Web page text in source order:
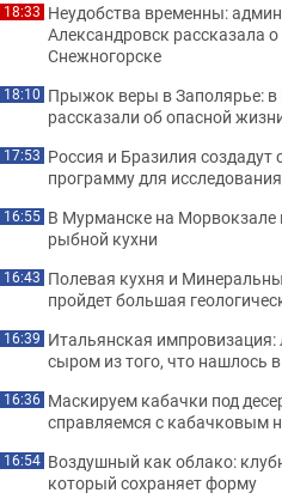
18:33 Неудобства временны:
Александровск рассказала
Снежногорске
18:10 Прыжок веры в Заполярье:
рассказали об опасной
17:53 Россия и Бразилия
программу для
16:55 В Мурманске на Морвокзале
рыбной кухни
16:43 Полевая кухня и
пройдет большая
16:39 Итальянская
сыром из того, что нашлось
16:36 Маскируем кабачки под
справляемся с кабачковым
16:54 Воздушный как облако:
который сохраняет форму